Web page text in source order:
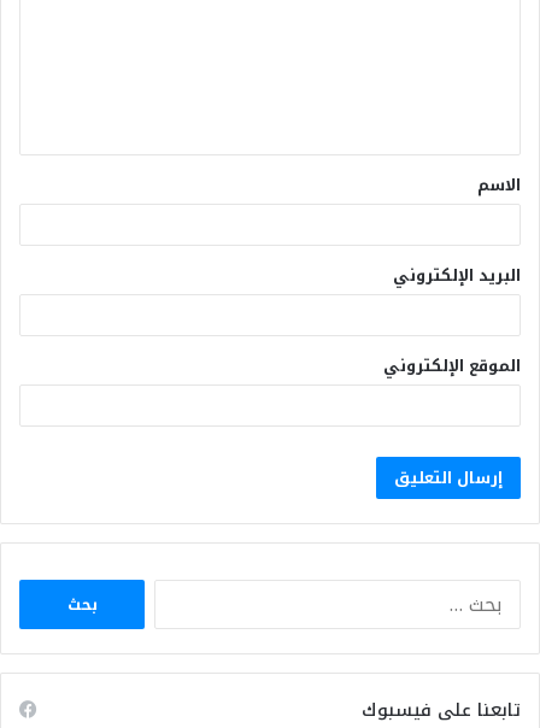
الاسم
البريد الإلكتروني
الموقع الإلكتروني
البحث
تابعنا على فيسبوك